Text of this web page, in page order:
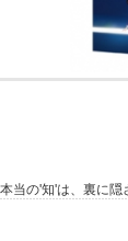
本当の'知'は、裏に隠